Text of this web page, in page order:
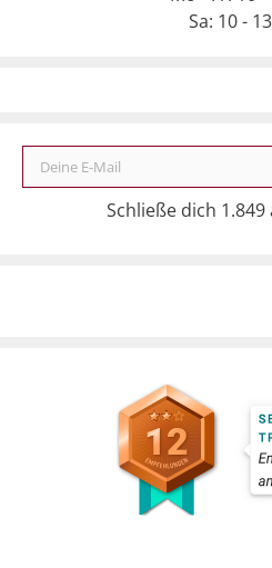
Sa: 10 -
Deine E-Mail
Schließe dich